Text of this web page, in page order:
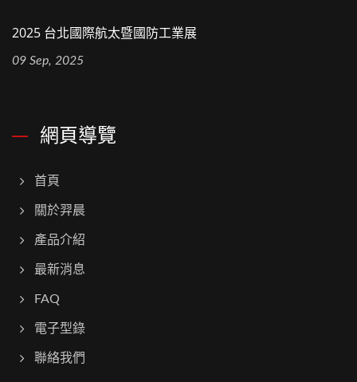
2025 台北國際航太暨國防工業展
09 Sep, 2025
網頁導覽
首頁
關於羿晨
產品介紹
最新消息
FAQ
電子型錄
聯絡我們